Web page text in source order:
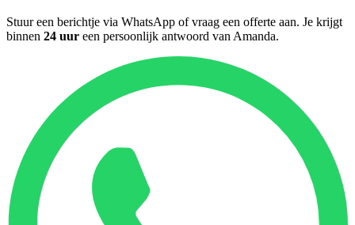
Stuur een berichtje via WhatsApp of vraag een offerte aan. Je krijgt
binnen 24 uur een persoonlijk antwoord van Amanda.